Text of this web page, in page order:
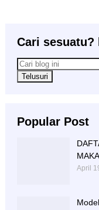
Cari
Popular Post
April